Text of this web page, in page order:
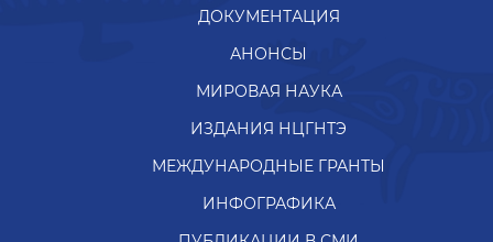
ДОКУМЕНТАЦИЯ
АНОНСЫ
МИРОВАЯ НАУКА
ИЗДАНИЯ НЦГНТЭ
МЕЖДУНАРОДНЫЕ ГРАНТЫ
ИНФОГРАФИКА